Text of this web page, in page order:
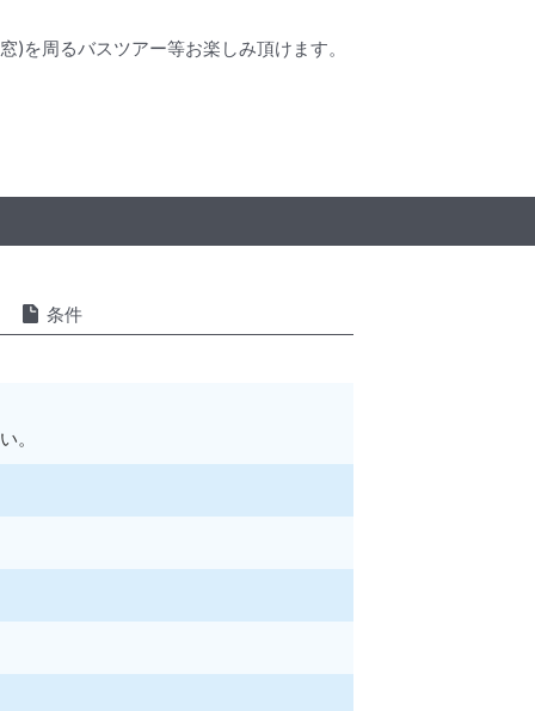
を周るバスツアー等お楽しみ頂けます。
条件
。